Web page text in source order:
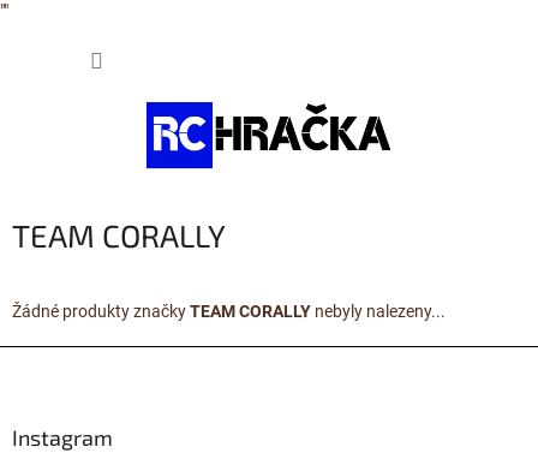
""
TEAM CORALLY
Žádné produkty značkyTEAM CORALLY nebyly nalezeny...
Instagram